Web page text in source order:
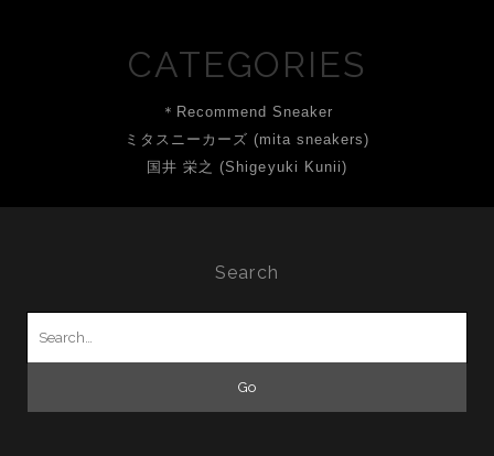
CATEGORIES
＊Recommend Sneaker
ミタスニーカーズ (mita sneakers)
国井 栄之 (Shigeyuki Kunii)
Search